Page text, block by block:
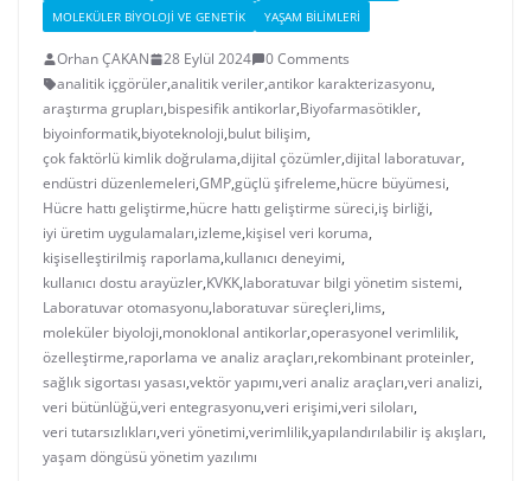
MOLEKÜLER BIYOLOJI VE GENETIK
YAŞAM BILIMLERI
Orhan ÇAKAN 28 Eylül 2024
0 Comments
analitik içgörüler,analitik veriler,antikor karakterizasyonu,
araştırma grupları,bispesifik antikorlar,Biyofarmasötikler,
biyoinformatik,biyoteknoloji,bulut bilişim,
çok faktörlü kimlik doğrulama,dijital çözümler,dijital laboratuvar,
endüstri düzenlemeleri,GMP,güçlü şifreleme,hücre büyümesi,
Hücre hattı geliştirme,hücre hattı geliştirme süreci,iş birliği,
iyi üretim uygulamaları,izleme,kişisel veri koruma,
kişiselleştirilmiş raporlama,kullanıcı deneyimi,
kullanıcı dostu arayüzler,KVKK,laboratuvar bilgi yönetim sistemi,
Laboratuvar otomasyonu,laboratuvar süreçleri,lims,
moleküler biyoloji,monoklonal antikorlar,operasyonel verimlilik,
özelleştirme,raporlama ve analiz araçları,rekombinant proteinler,
sağlık sigortası yasası,vektör yapımı,veri analiz araçları,veri analizi,
veri bütünlüğü,veri entegrasyonu,veri erişimi,veri siloları,
veri tutarsızlıkları,veri yönetimi,verimlilik,yapılandırılabilir iş akışları,
yaşam döngüsü yönetim yazılımı